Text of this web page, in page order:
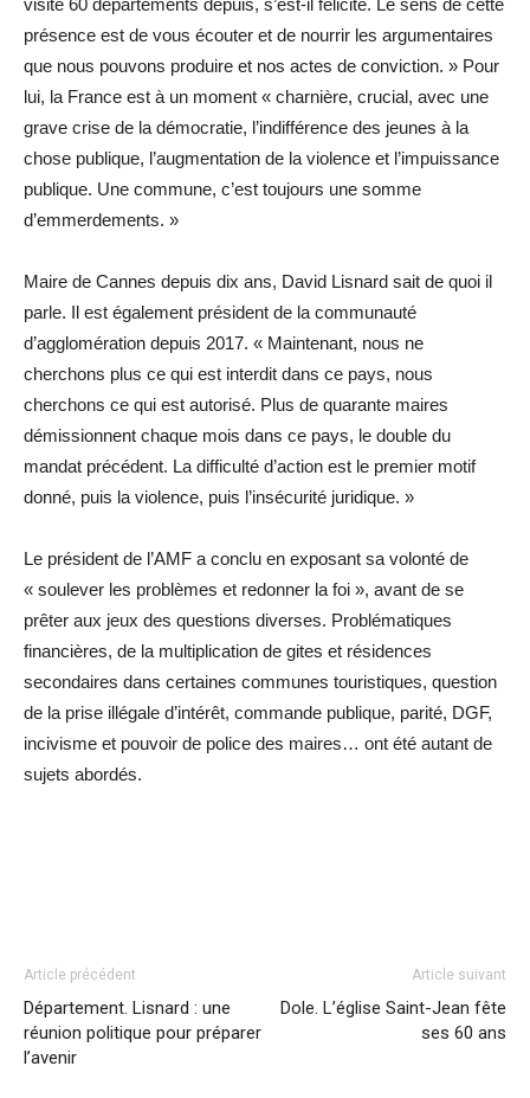
présence est de vous écouter et de nourrir les argumentaires
que nous pouvons produire et nos actes de conviction. » Pour
lui, la France est à un moment « charnière, crucial, avec une
grave crise de la démocratie, l’indifférence des jeunes à la
chose publique, l’augmentation de la violence et l’impuissance
publique. Une commune, c’est toujours une somme
d’emmerdements. »
Maire de Cannes depuis dix ans, David Lisnard sait de quoi il
parle. Il est également président de la communauté
d’agglomération depuis 2017. « Maintenant, nous ne
cherchons plus ce qui est interdit dans ce pays, nous
cherchons ce qui est autorisé. Plus de quarante maires
démissionnent chaque mois dans ce pays, le double du
mandat précédent. La difficulté d’action est le premier motif
donné, puis la violence, puis l’insécurité juridique. »
Le président de l’AMF a conclu en exposant sa volonté de
« soulever les problèmes et redonner la foi », avant de se
prêter aux jeux des questions diverses. Problématiques
financières, de la multiplication de gites et résidences
secondaires dans certaines communes touristiques, question
de la prise illégale d’intérêt, commande publique, parité, DGF,
incivisme et pouvoir de police des maires… ont été autant de
sujets abordés.
Article précédent
Département. Lisnard : une
réunion politique pour préparer
l’avenir
Article suivant
Dole. L’église Saint-Jean fête
ses 60 ans